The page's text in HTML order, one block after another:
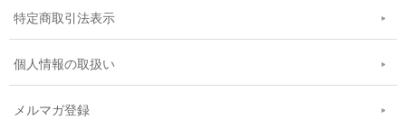
特定商取引法表示
個人情報の取扱い
メルマガ登録